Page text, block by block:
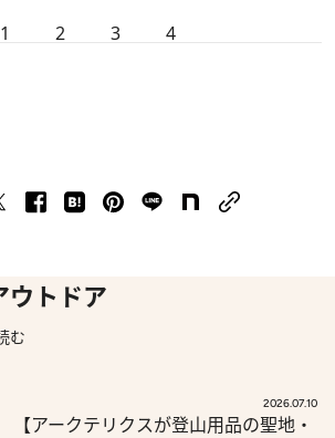
1 2 3 4
ウトドア
む
2026.07.10
【アークテリクスが登山用品の聖地・